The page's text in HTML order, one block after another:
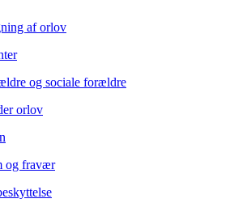
af orlov
og sociale forældre
orlov
og fravær